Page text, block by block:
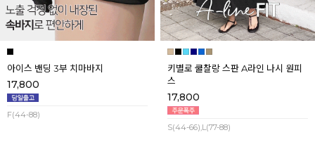
아이스 밴딩 3부 치마바지
17,800
F(44-88)
키별로 쿨찰랑 스판 A라인 나시 원피
스
17,800
S(44-66),L(77-88)